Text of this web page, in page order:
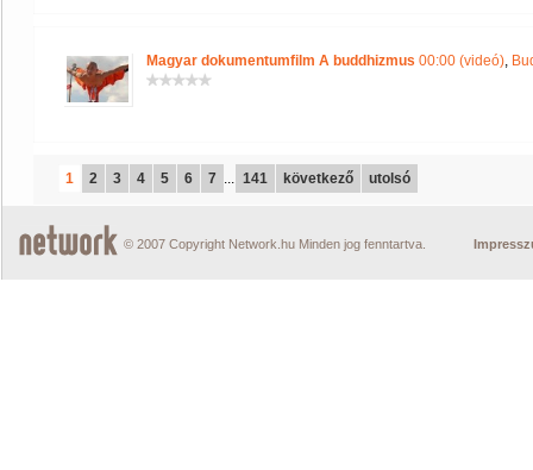
Magyar dokumentumfilm A buddhizmus 00:00 (videó),
1 2 3 4 5 6 7 ... 141 következő utolsó
© 2007 Copyright Network.hu Minden jog fenntartva.